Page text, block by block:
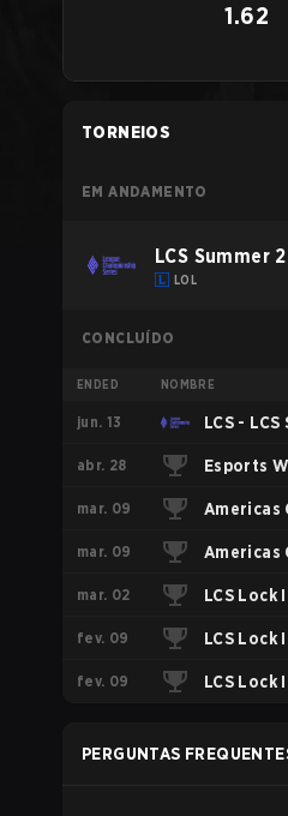
1.62
TORNEIOS
EM ANDAMENTO
LCS Summer
LOL
CONCLUÍDO
ENDED NOMBRE
jun. 13 LCS -
abr. 28 Esports
Qualifier
mar. 09 Americas
mar. 09 Americas
mar. 02 LCS Lock
fev. 09 LCS
fev. 09 LCS Lock
PERGUNTAS